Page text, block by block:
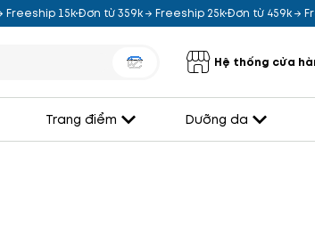
Freeship 15kĐơn từ 359k → Freeship 25kĐơn từ 459k →
Hệ thống cửa
Trang điểm Dưỡng da